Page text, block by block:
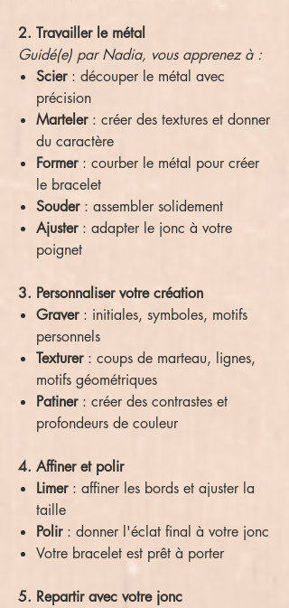
2. Travailler le métal
Guidé(e) par Nadia, vous apprenez à :
Scier: découper le métal avec
précision
Marteler: créer des textures et donner
du caractère
Former: courber le métal pour créer
le bracelet
Souder: assembler solidement
Ajuster: adapter le jonc à votre
poignet
3. Personnaliser votre création
Graver: initiales, symboles, motifs
personnels
Texturer: coups de marteau, lignes,
motifs géométriques
Patiner: créer des contrastes et
profondeurs de couleur
4. Affiner et polir
Limer: affiner les bords et ajuster la
taille
Polir: donner l'éclat final à votre jonc
Votre bracelet est prêt à porter
5. Repartir avec votre jonc